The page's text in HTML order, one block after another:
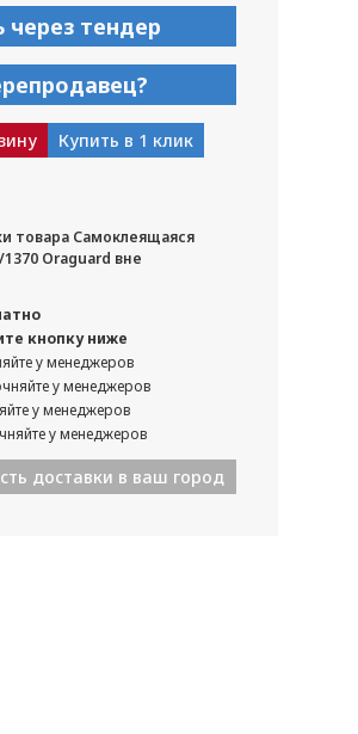
через тендер
Купить в 1 клик
товара Самоклеящаяся
1370 Oraguard вне
кнопку ниже
у менеджеров
у менеджеров
у менеджеров
у менеджеров
доставки в ваш город